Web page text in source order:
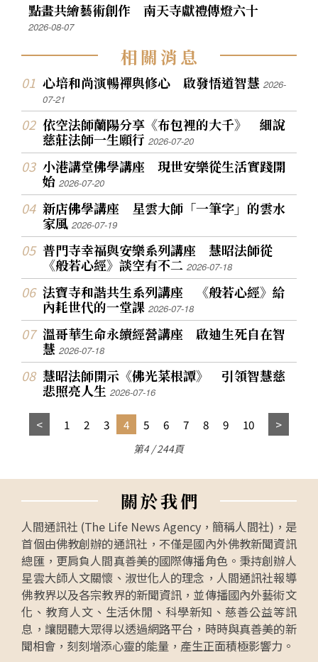
點畫共繪藝術創作 南天寺獻禮傳燈六十
2026-08-07
相關消息
心培和尚演暢禪與修心 啟發悟道智慧2026-
07-21
依空法師蘭陽分享《布包裡的大千》 細說
慈莊法師一生願行2026-07-20
小港講堂佛學講座 現世安樂從生活實踐開
始2026-07-20
新店佛學講座 星雲大師「一筆字」的雲水
家風2026-07-19
普門寺幸福與安樂系列講座 慧昭法師從
《般若心經》談空有不二2026-07-18
法寶寺和諧共生系列講座 《般若心經》給
內耗世代的一堂課2026-07-18
溫哥華生命永續經營講座 啟迪生死自在智
慧2026-07-18
慧昭法師開示《佛光菜根譚》 引領智慧慈
悲照亮人生2026-07-16
1 2 3 4 5 6 7 8 9 10
第4 / 244頁
關於我們
人間通訊社 (The Life News Agency，簡稱人間社)，是
首個由佛教創辦的通訊社，不僅是國內外佛教新聞資訊
總匯，更肩負人間真善美的國際傳播角色。秉持創辦人
星雲大師人文關懷、淑世化人的理念，人間通訊社報導
佛教界以及各宗教界的新聞資訊，並傳播國內外藝術文
化、教育人文、生活休閒、科學新知、慈善公益等訊
息，讓閱聽大眾得以透過網路平台，時時與真善美的新
聞相會，刻刻增添心靈的能量，產生正面積極影響力。